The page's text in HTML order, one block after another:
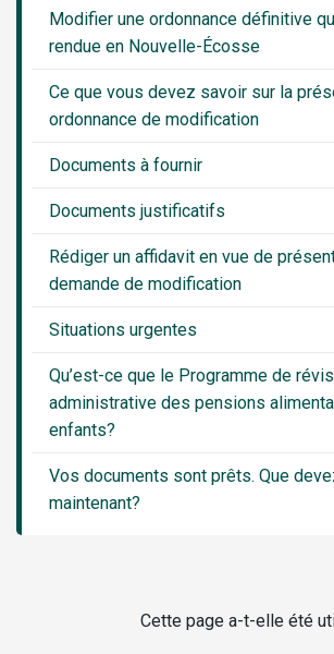
Modifier une ordonnance définitive
rendue en Nouvelle-Écosse
Ce que vous devez savoir sur la
ordonnance de modification
Documents à fournir
Documents justificatifs
Rédiger un affidavit en vue de
demande de modification
Situations urgentes
Qu’est-ce que le Programme de
administrative des pensions
enfants?
Vos documents sont prêts. Que
maintenant?
Cette page a-t-elle été